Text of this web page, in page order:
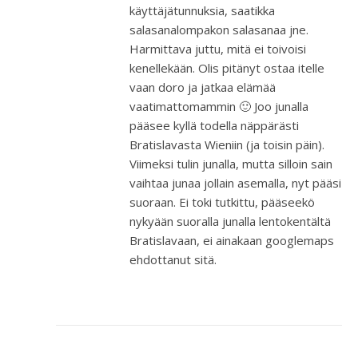
käyttäjätunnuksia, saatikka
salasanalompakon salasanaa jne.
Harmittava juttu, mitä ei toivoisi
kenellekään. Olis pitänyt ostaa itelle
vaan doro ja jatkaa elämää
vaatimattomammin 🙂 Joo junalla
pääsee kyllä todella näppärästi
Bratislavasta Wieniin (ja toisin päin).
Viimeksi tulin junalla, mutta silloin sain
vaihtaa junaa jollain asemalla, nyt pääsi
suoraan. Ei toki tutkittu, pääseekö
nykyään suoralla junalla lentokentältä
Bratislavaan, ei ainakaan googlemaps
ehdottanut sitä.